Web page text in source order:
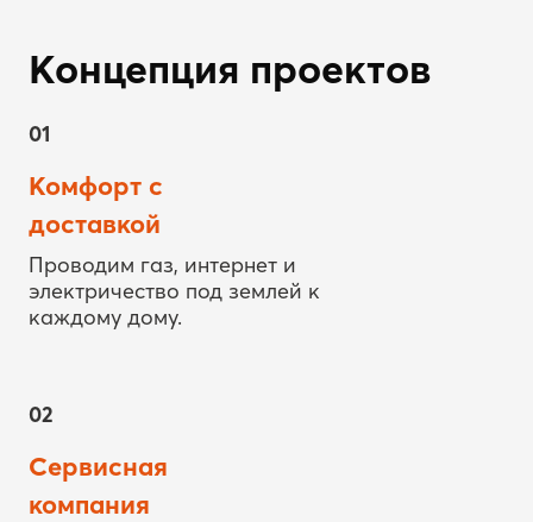
Концепция проектов
01
Комфорт с
доставкой
Проводим газ, интернет и
электричество под землей к
каждому дому.
02
Сервисная
компания